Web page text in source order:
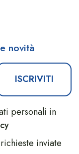
novità
ISCRIVITI
personali in
inviate